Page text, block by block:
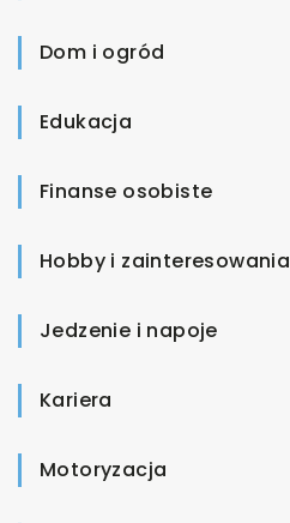
Dom i ogród
Edukacja
Finanse osobiste
Hobby i zainteresowania
Jedzenie i napoje
Kariera
Motoryzacja